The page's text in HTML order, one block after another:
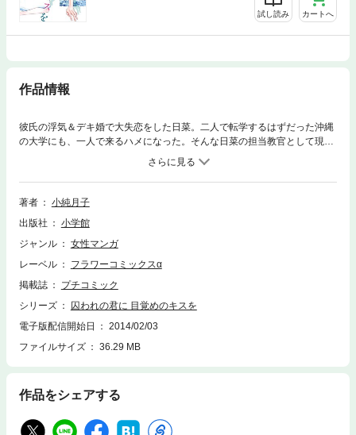
試し読み カートへ
作品情報
彼氏の浮気＆デキ婚で大失恋をした日菜。二人で転学するはずだった沖縄
の大学にも、一人で来るハメになった。そんな日菜の担当教官として現れ
た准教授の渋川は、無愛想でムカつくだけのイヤな奴！！だけど、少しず
つ彼の優しさや違う一面を知っていき…？キュンと切ない。でも読んだら
必ず優しくなれる。小純月子の初コミックス！！同時収録／キスはオフィ
スでこっそりと。居心地悪いおトナリさん
著者
小純月子
出版社
小学館
ジャンル
女性マンガ
レーベル
フラワーコミックスα
掲載誌
プチコミック
シリーズ
囚われの君に 目覚めのキスを
電子版配信開始日
2014/02/03
ファイルサイズ
36.29 MB
作品をシェアする